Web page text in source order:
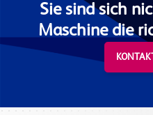
Sie sind sich
Maschine die